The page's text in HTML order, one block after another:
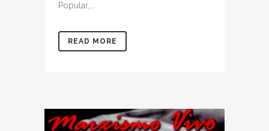
Popular,...
READ MORE